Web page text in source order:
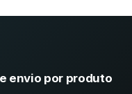
envio por produto